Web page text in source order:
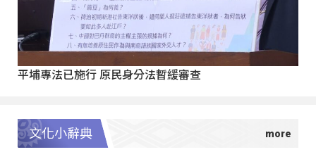
平埔專法已施行 原民身分法暫緩審查
文化小辭典